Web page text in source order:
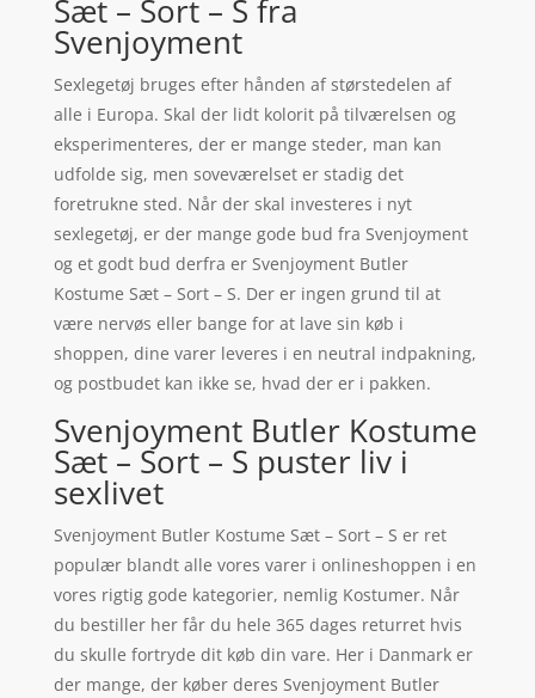
Sæt – Sort – S fra
Svenjoyment
Sexlegetøj bruges efter hånden af størstedelen af
alle i Europa. Skal der lidt kolorit på tilværelsen og
eksperimenteres, der er mange steder, man kan
udfolde sig, men soveværelset er stadig det
foretrukne sted. Når der skal investeres i nyt
sexlegetøj, er der mange gode bud fra Svenjoyment
og et godt bud derfra er Svenjoyment Butler
Kostume Sæt – Sort – S. Der er ingen grund til at
være nervøs eller bange for at lave sin køb i
shoppen, dine varer leveres i en neutral indpakning,
og postbudet kan ikke se, hvad der er i pakken.
Svenjoyment Butler Kostume
Sæt – Sort – S puster liv i
sexlivet
Svenjoyment Butler Kostume Sæt – Sort – S er ret
populær blandt alle vores varer i onlineshoppen i en
vores rigtig gode kategorier, nemlig Kostumer. Når
du bestiller her får du hele 365 dages returret hvis
du skulle fortryde dit køb din vare. Her i Danmark er
der mange, der køber deres Svenjoyment Butler